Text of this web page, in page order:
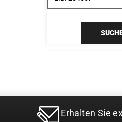
Erhalten Sie